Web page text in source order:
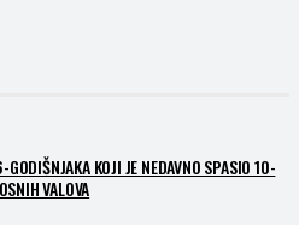
KOJI JE NEDAVNO SPASIO 10-
VALOVA